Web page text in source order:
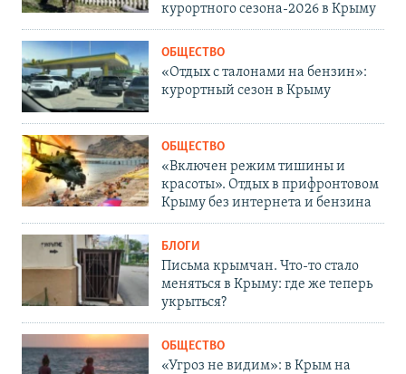
курортного сезона-2026 в Крыму
ОБЩЕСТВО
«Отдых с талонами на бензин»:
курортный сезон в Крыму
ОБЩЕСТВО
«Включен режим тишины и
красоты». Отдых в прифронтовом
Крыму без интернета и бензина
БЛОГИ
Письма крымчан. Что-то стало
меняться в Крыму: где же теперь
укрыться?
ОБЩЕСТВО
«Угроз не видим»: в Крым на